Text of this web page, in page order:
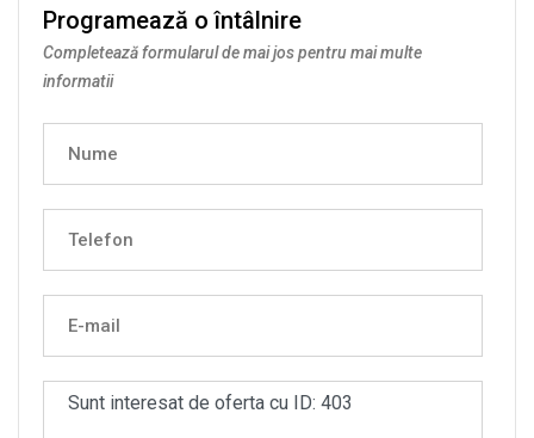
Programează o întâlnire
Completează formularul de mai jos pentru mai multe
informatii